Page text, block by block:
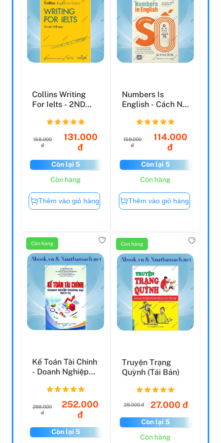
Collins Writing
For Ielts - 2ND
158.000
đ
131.000
đ
Còn lại 5
Còn hàng
Thêm vào giỏ hàng
Numbers Is
English - Cách Nói
159.000
đ
114.000
đ
Còn lại 5
Còn hàng
Thêm vào giỏ hàng
Còn hàng
Kế Toán Tài Chính
- Doanh Nghiệp
268.000
đ
252.000
đ
Còn lại 5
Còn hàng
Truyện Trạng
Quỳnh (Tái Bản)
28.000 đ 27.000 đ
Còn lại 5
Còn hàng